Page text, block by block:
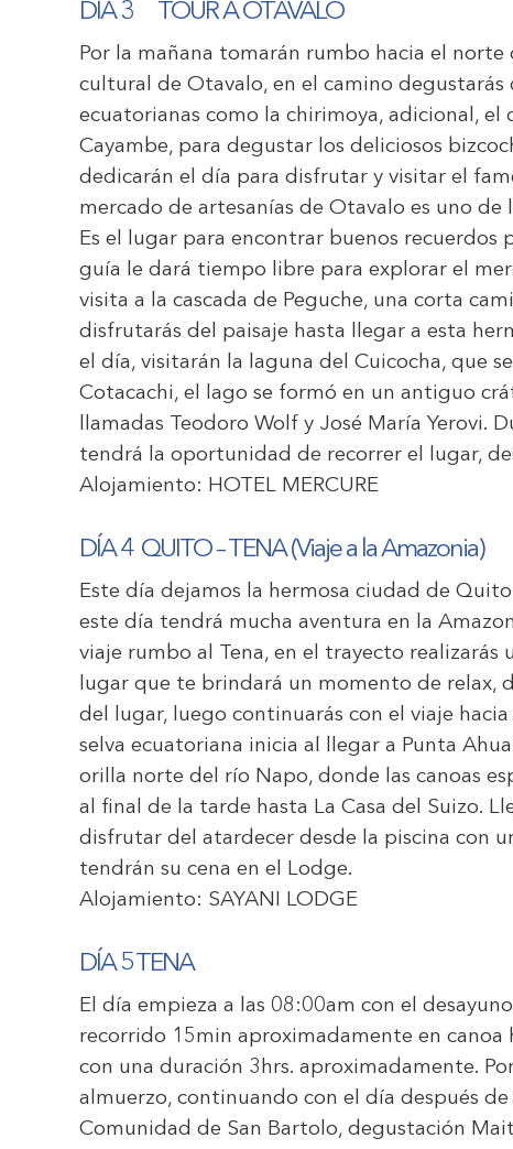
DÍA 3 TOUR A OTAVALO
Por la mañana tomarán rumbo hacia el
cultural de Otavalo, en el camino degustarás
ecuatorianas como la chirimoya, adicional,
Cayambe, para degustar los deliciosos
dedicarán el día para disfrutar y visitar el
mercado de artesanías de Otavalo es uno de
Es el lugar para encontrar buenos recuerdos
guía le dará tiempo libre para explorar el
visita a la cascada de Peguche, una corta
disfrutarás del paisaje hasta llegar a esta
el día, visitarán la laguna del Cuicocha, que
Cotacachi, el lago se formó en un antiguo
llamadas Teodoro Wolf y José María Yerovi.
tendrá la oportunidad de recorrer el lugar,
Alojamiento: HOTEL MERCURE
DÍA 4 QUITO – TENA(Viaje a la Amazonia)
Este día dejamos la hermosa ciudad de
este día tendrá mucha aventura en la
viaje rumbo al Tena, en el trayecto realizarás
lugar que te brindará un momento de relax,
del lugar, luego continuarás con el viaje
selva ecuatoriana inicia al llegar a Punta
orilla norte del río Napo, donde las canoas
al final de la tarde hasta La Casa del Suizo.
disfrutar del atardecer desde la piscina con
tendrán su cena en el Lodge.
Alojamiento: SAYANI LODGE
DÍA 5 TENA
El día empieza a las 08:00am con el
recorrido 15min aproximadamente en
con una duración 3hrs. aproximadamente.
almuerzo, continuando con el día después
Comunidad de San Bartolo, degustación